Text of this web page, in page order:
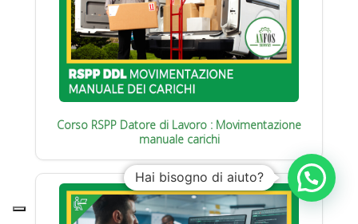
Corso RSPP Datore di Lavoro : Movimentazione
manuale carichi
Hai bisogno di aiuto?